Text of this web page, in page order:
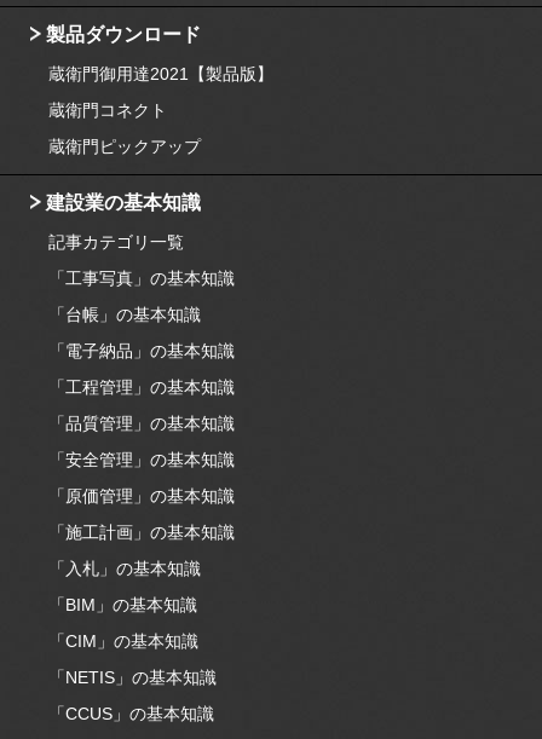
製品ダウンロード
蔵衛門御用達2021【製品版】
蔵衛門コネクト
蔵衛門ピックアップ
建設業の基本知識
記事カテゴリ一覧
「工事写真」の基本知識
「台帳」の基本知識
「電子納品」の基本知識
「工程管理」の基本知識
「品質管理」の基本知識
「安全管理」の基本知識
「原価管理」の基本知識
「施工計画」の基本知識
「入札」の基本知識
「BIM」の基本知識
「CIM」の基本知識
「NETIS」の基本知識
「CCUS」の基本知識